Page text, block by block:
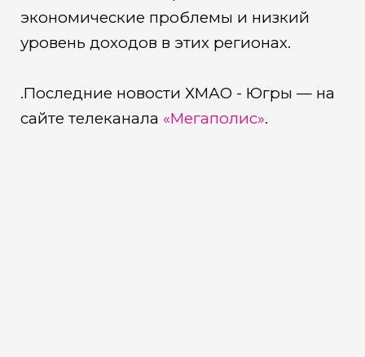
экономические проблемы и низкий
уровень доходов в этих регионах.
.Последние новости ХМАО - Югры — на
сайте телеканала «Мегаполис».